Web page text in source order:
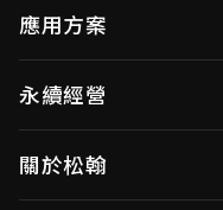
視訊/影像控制器
無線視頻傳輸
OID產品(Optical ID)
應用方案
視訊／影像控制器
永續經營
關於松翰